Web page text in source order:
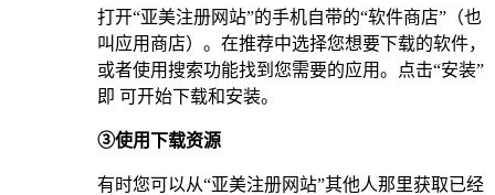
打开“亚美注册网站”的手机自带的“软件商店”（也
叫应用商店）。在推荐中选择您想要下载的软件，
或者使用搜索功能找到您需要的应用。点击“安装”
即 可开始下载和安装。
③使用下载资源
有时您可以从“亚美注册网站”其他人那里获取已经